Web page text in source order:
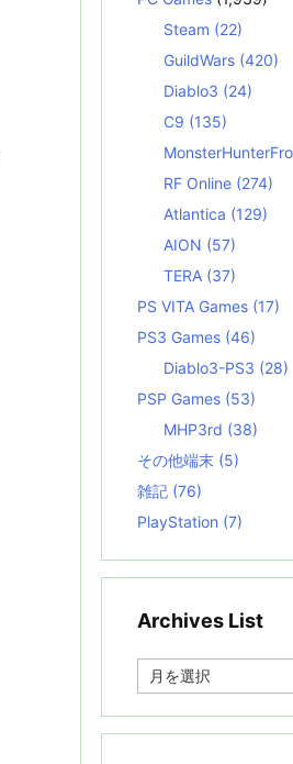
Steam (22)
GuildWars (420)
Diablo3 (24)
C9 (135)
RF Online (274)
Atlantica (129)
AION (57)
TERA (37)
PS VITA Games (17)
PS3 Games (46)
Diablo3-PS3 (28)
PSP Games (53)
MHP3rd (38)
その他端末 (5)
雑記 (76)
PlayStation (7)
Archives List